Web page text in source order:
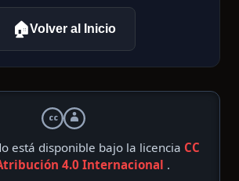
🏠Volver al Inicio
está disponible bajo la licencia CC
4.0 Internacional .